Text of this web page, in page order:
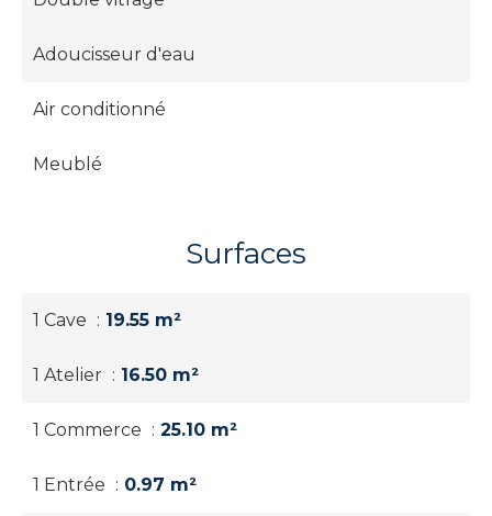
Adoucisseur d'eau
Air conditionné
Meublé
Surfaces
1 Cave 19.55 m²
1 Atelier 16.50 m²
1 Commerce 25.10 m²
1 Entrée 0.97 m²